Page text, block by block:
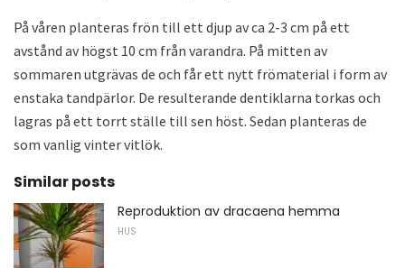
På våren planteras frön till ett djup av ca 2-3 cm på ett
avstånd av högst 10 cm från varandra. På mitten av
sommaren utgrävas de och får ett nytt frömaterial i form av
enstaka tandpärlor. De resulterande dentiklarna torkas och
lagras på ett torrt ställe till sen höst. Sedan planteras de
som vanlig vinter vitlök.
Similar posts
Reproduktion av dracaena hemma
HUS